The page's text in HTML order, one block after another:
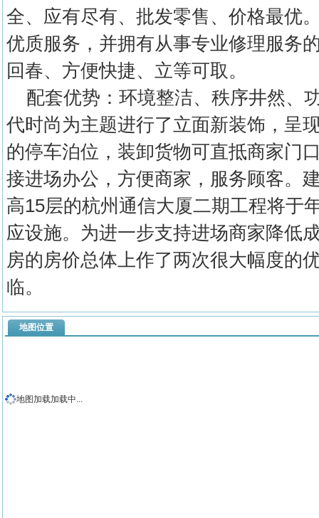
全、应有尽有、批发零售、价格最优
优质服务，并拥有从事专业修理服务
回春、方便快捷、立等可取。
配套优势：环境整洁、秩序井然、
代时尚为主题进行了立面新装饰，呈
的停车泊位，装卸货物可直抵商家门
接进场办公，方便商家，服务顾客。
高15层的杭州通信大厦二期工程将于
应设施。为进一步支持进场商家降低
房的房价总体上作了两次很大幅度的
临。
地图位置
地图加载加载中...